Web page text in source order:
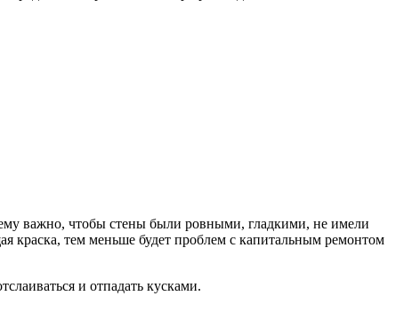
важно, чтобы стены были ровными, гладкими, не имели
краска, тем меньше будет проблем с капитальным ремонтом
и отпадать кусками.